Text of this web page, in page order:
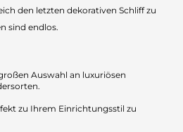
den letzten dekorativen Schliff zu
sind endlos.
Auswahl an luxuriösen
zu Ihrem Einrichtungsstil zu